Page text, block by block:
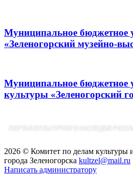
Муниципальное бюджетное
«Зеленогорский музейно-
Муниципальное бюджетное
культуры «Зеленогорский
2026 © Комитет по делам культуры
города Зеленогорска kultzel@mail.ru
Написать администратору